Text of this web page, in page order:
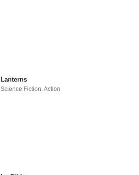
Lanterns
Science Fiction ,Action